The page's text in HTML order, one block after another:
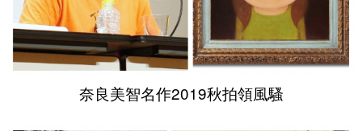
奈良美智名作2019秋拍領風騷